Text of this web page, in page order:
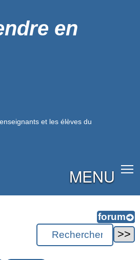
en
et les élèves du
MENU